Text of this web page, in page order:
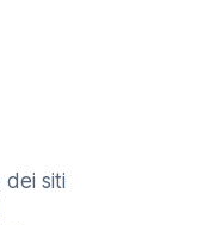
dei siti